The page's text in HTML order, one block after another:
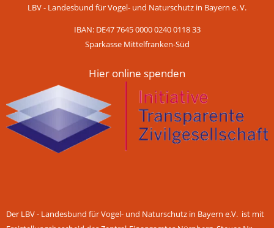
LBV - Landesbund für Vogel- und Naturschutz in Bayern e. V.
IBAN: DE47 7645 0000 0240 0118 33
Sparkasse Mittelfranken-Süd
Hier online spenden
Der LBV - Landesbund für Vogel- und Naturschutz in Bayern e.V. ist mit